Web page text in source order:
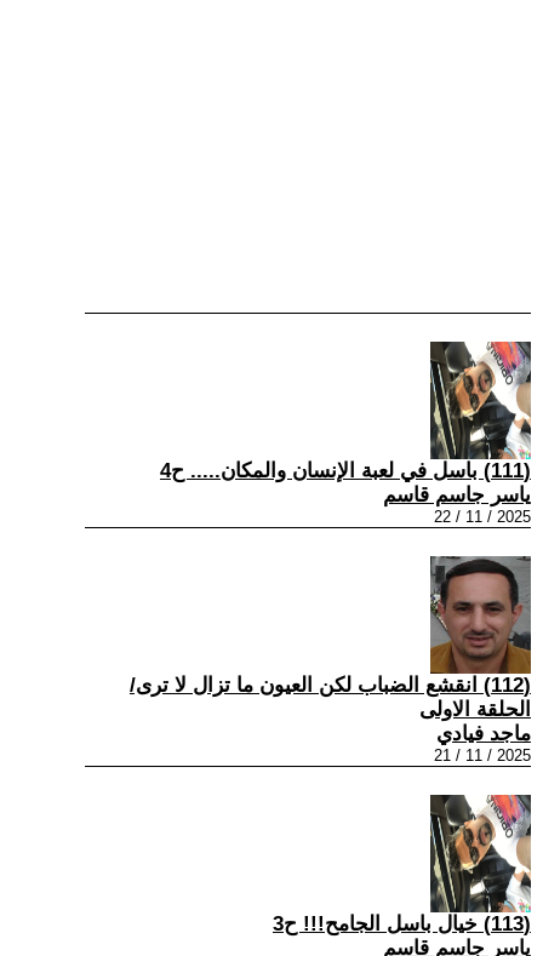
(111) باسل في لعبة الإنسان والمكان..... ح4
ياسر جاسم قاسم
2025 / 11 / 22
(112) انقشع الضباب لكن العيون ما تزال لا ترى/
الحلقة الاولى
ماجد فيادي
2025 / 11 / 21
(113) خيال باسل الجامح!!! ح3
ياسر جاسم قاسم